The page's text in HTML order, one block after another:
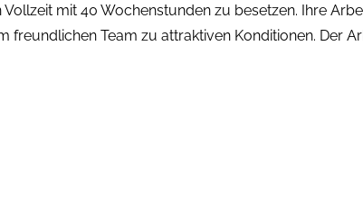
mit 40 Wochenstunden zu besetzen. Ihre
Team zu attraktiven Konditionen. Der